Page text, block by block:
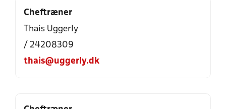
Cheftræner
Thais Uggerly
/ 24208309
thais@uggerly.dk